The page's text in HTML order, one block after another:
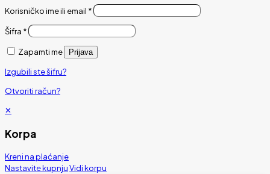
Korisničko ime ili email *
Šifra *
Zapamti me Prijava
Izgubili ste šifru?
Otvoriti račun?
✕
Korpa
Kreni na plaćanje
Nastavite kupnjuVidi korpu